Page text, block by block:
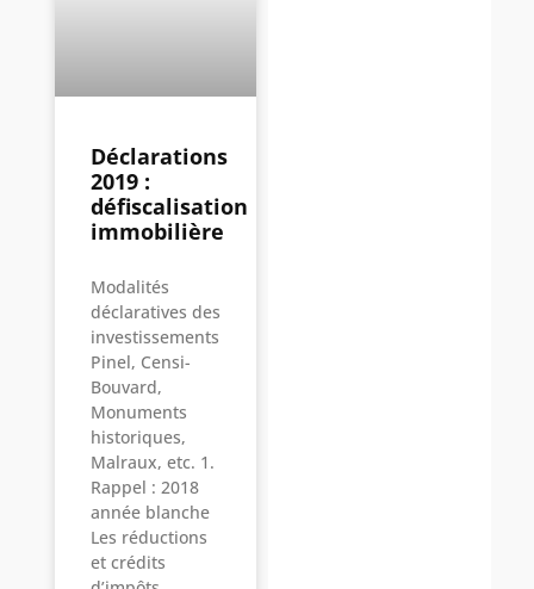
Déclarations
2019 :
défiscalisation
immobilière
Modalités
déclaratives des
investissements
Pinel, Censi-
Bouvard,
Monuments
historiques,
Malraux, etc. 1.
Rappel : 2018
année blanche
Les réductions
et crédits